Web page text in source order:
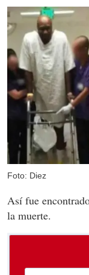
Foto: Diez
Así fue
la muerte.